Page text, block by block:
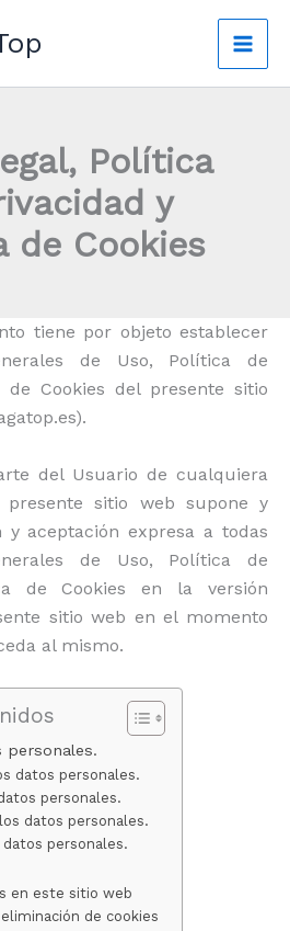
Política
y
de Cookies
tiene por objeto establecer
de Uso, Política de
de Cookies del presente sitio
del Usuario de cualquiera
sitio web supone y
y aceptación expresa a todas
de Uso, Política de
de Cookies en la versión
sitio web en el momento
al mismo.
personales.
datos personales.
personales.
datos personales.
personales.
en este sitio web
de cookies